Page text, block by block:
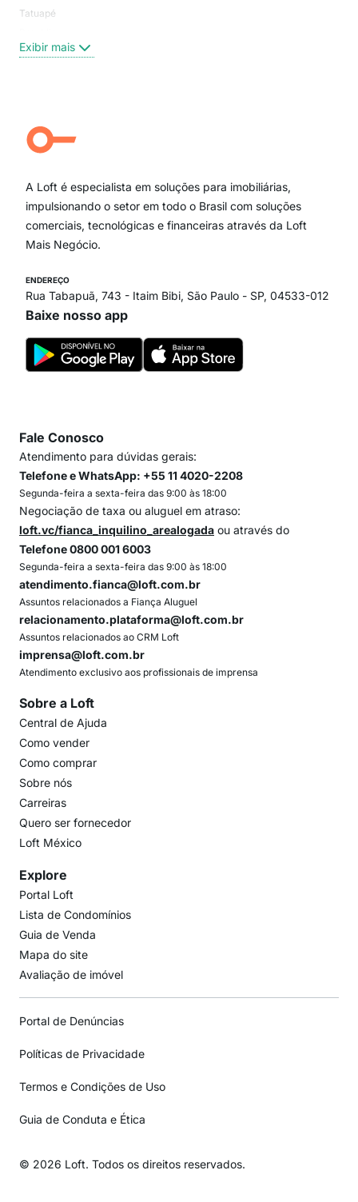
Tatuapé
Centro
Campo Belo
Ipiranga
Paraíso
Itaim Bibi
Exibir mais
A Loft é especialista em soluções para imobiliárias,
impulsionando o setor em todo o Brasil com soluções
comerciais, tecnológicas e financeiras através da Loft
Mais Negócio.
ENDEREÇO
Rua Tabapuã, 743 - Itaim Bibi, São Paulo - SP, 04533-012
Baixe nosso app
Fale Conosco
Atendimento para dúvidas gerais:
Telefone e WhatsApp: +55 11 4020-2208
Segunda-feira a sexta-feira das 9:00 às 18:00
Negociação de taxa ou aluguel em atraso:
loft.vc/fianca_inquilino_arealogada ou através do
Telefone 0800 001 6003
Segunda-feira a sexta-feira das 9:00 às 18:00
atendimento.fianca@loft.com.br
Assuntos relacionados a Fiança Aluguel
relacionamento.plataforma@loft.com.br
Assuntos relacionados ao CRM Loft
imprensa@loft.com.br
Atendimento exclusivo aos profissionais de imprensa
Sobre a Loft
Central de Ajuda
Como vender
Como comprar
Sobre nós
Carreiras
Quero ser fornecedor
Loft México
Explore
Portal Loft
Lista de Condomínios
Guia de Venda
Mapa do site
Avaliação de imóvel
Portal de Denúncias
Políticas de Privacidade
Termos e Condições de Uso
Guia de Conduta e Ética
© 2026 Loft. Todos os direitos reservados.